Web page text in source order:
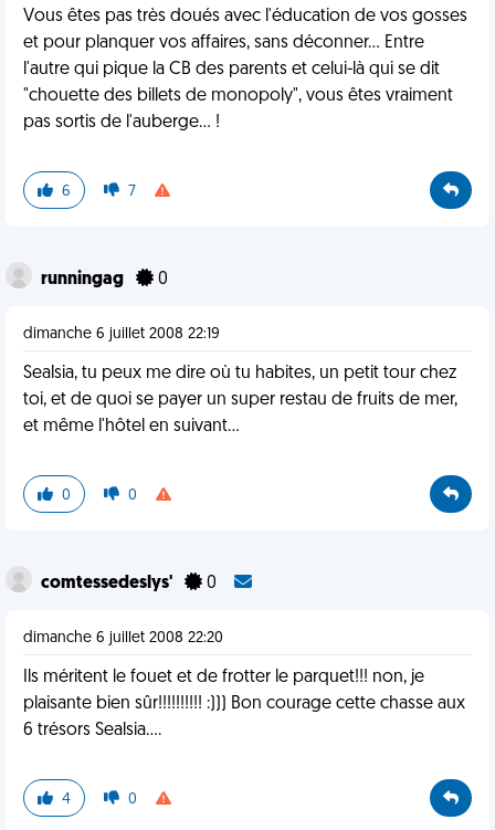
Vous êtes pas très doués avec l'éducation de vos gosses
et pour planquer vos affaires, sans déconner... Entre
l'autre qui pique la CB des parents et celui-là qui se dit
"chouette des billets de monopoly", vous êtes vraiment
pas sortis de l'auberge... !
6 7
runningag 0
dimanche 6 juillet 2008 22:19
Sealsia, tu peux me dire où tu habites, un petit tour chez
toi, et de quoi se payer un super restau de fruits de mer,
et même l'hôtel en suivant...
0 0
comtessedeslys' 0
dimanche 6 juillet 2008 22:20
Ils méritent le fouet et de frotter le parquet!!! non, je
plaisante bien sûr!!!!!!!!!! :))) Bon courage cette chasse aux
6 trésors Sealsia....
4 0